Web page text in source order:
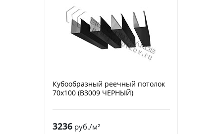
Кубообразный реечный потолок
70х100 (B3009 ЧЕРНЫЙ)
3236руб./м²